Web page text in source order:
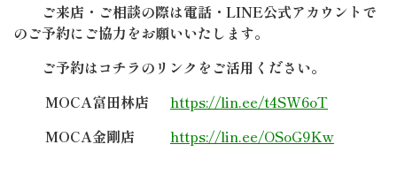
ご来店・ご相談の際は電話・LINE公式アカウントで
のご予約にご協力をお願いいたします。
ご予約はコチラのリンクをご活用ください。
MOCA富田林店 https://lin.ee/t4SW6oT
MOCA金剛店 https://lin.ee/OSoG9Kw